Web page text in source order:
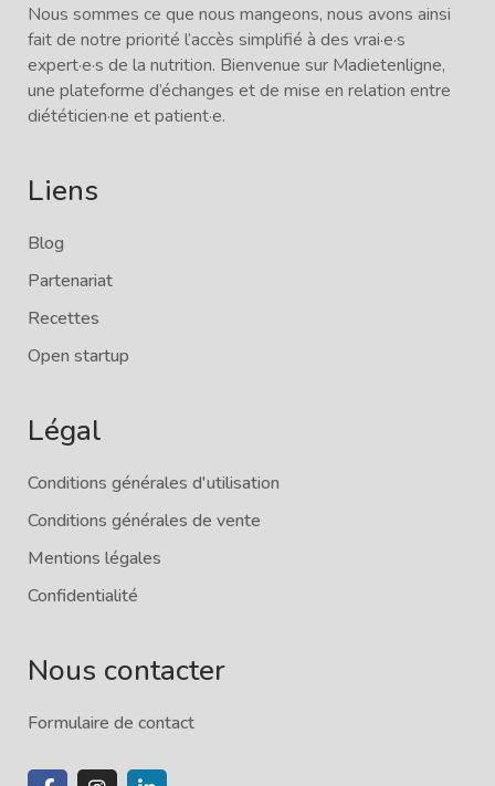
Nous sommes ce que nous mangeons, nous avons ainsi
fait de notre priorité l’accès simplifié à des vrai·e·s
expert·e·s de la nutrition. Bienvenue sur Madietenligne,
une plateforme d’échanges et de mise en relation entre
diététicien·ne et patient·e.
Liens
Blog
Partenariat
Recettes
Open startup
Légal
Conditions générales d'utilisation
Conditions générales de vente
Mentions légales
Confidentialité
Nous contacter
Formulaire de contact